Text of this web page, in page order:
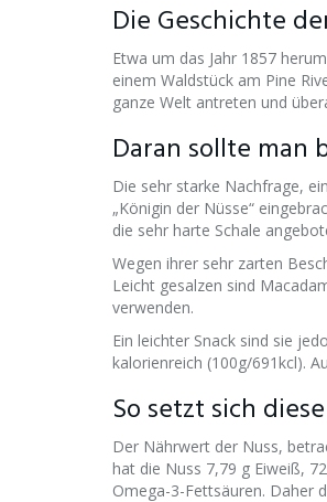
Die Geschichte
Etwa um das Jahr 1857
einem Waldstück am Pine
ganze Welt antreten und
Daran sollte man
Die sehr starke Nachfrage,
„Königin der Nüsse“
die sehr harte Schale
Wegen ihrer sehr zarten
Leicht gesalzen sind
verwenden.
Ein leichter Snack sind sie
kalorienreich (100g/691kcl).
So setzt sich
Der Nährwert der Nuss,
hat die Nuss 7,79 g Eiweiß,
Omega-3-Fettsäuren. Daher